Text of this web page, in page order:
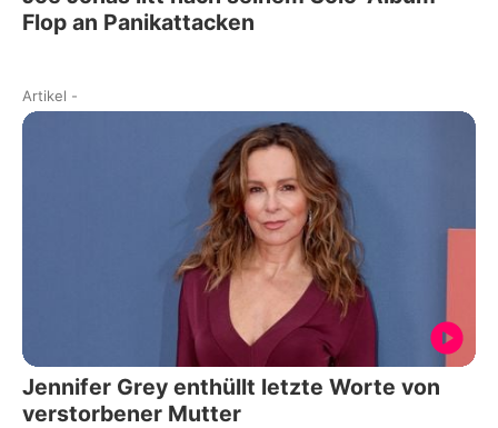
Flop an Panikattacken
Artikel -
Jennifer Grey enthüllt letzte Worte von
verstorbener Mutter